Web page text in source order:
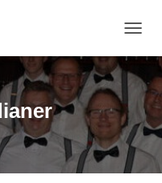
A
V
T
I
O